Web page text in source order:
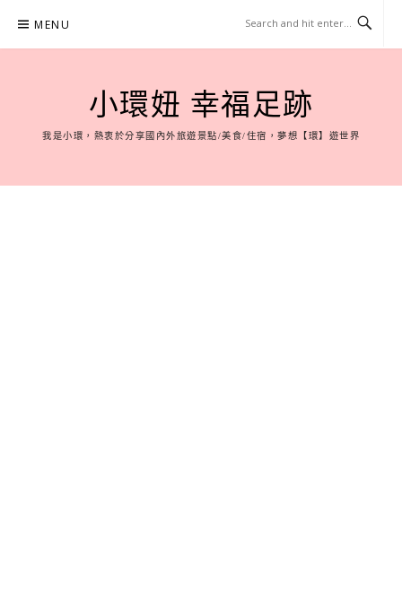
content
MENU
小環妞 幸福足跡
我是小環，熱衷於分享國內外旅遊景點/美食/住宿，夢想【環】遊世界